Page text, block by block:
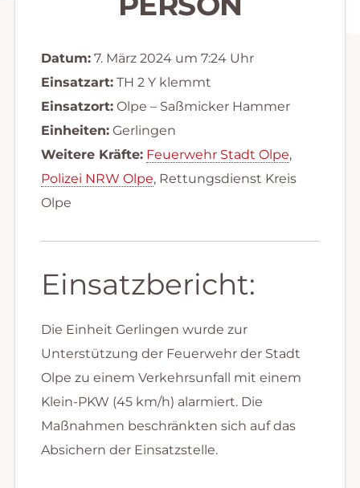
Datum:7. März 2024 um 7:24 Uhr
Einsatzart:TH 2 Y klemmt
Einsatzort:Olpe – Saßmicker Hammer
Einheiten:Gerlingen
Weitere Kräfte: Feuerwehr Stadt Olpe,
Polizei NRW Olpe, Rettungsdienst Kreis
Olpe
Einsatzbericht:
Die Einheit Gerlingen wurde zur
Unterstützung der Feuerwehr der Stadt
Olpe zu einem Verkehrsunfall mit einem
Klein-PKW (45 km/h) alarmiert. Die
Maßnahmen beschränkten sich auf das
Absichern der Einsatzstelle.